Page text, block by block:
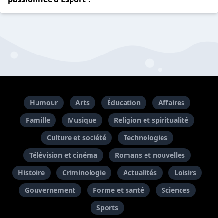
Humour Arts Éducation
Affaires
Famille
Musique
Religion et spiritualité
Culture et société
Technologies
Télévision et cinéma
Romans et nouvelles
Histoire
Criminologie Actualités
Loisirs
Gouvernement
Forme et santé
Sciences
Sports